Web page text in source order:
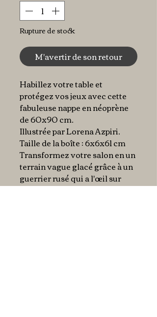
Rupture de stock
M'avertir de son retour
Habillez votre table et
protégez vos jeux avec cette
fabuleuse nappe en néoprène
de 60x90 cm.
Illustrée par Lorena Azpiri.
Taille de la boîte : 6x6x61 cm
Transformez votre salon en un
terrain vague glacé grâce à un
guerrier rusé qui a l'œil sur
tout.